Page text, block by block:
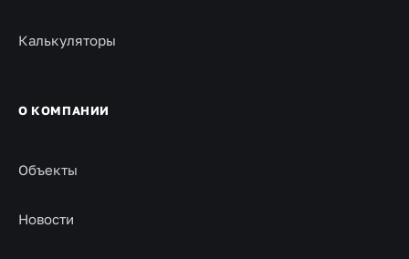
Калькуляторы
О КОМПАНИИ
Объекты
Новости